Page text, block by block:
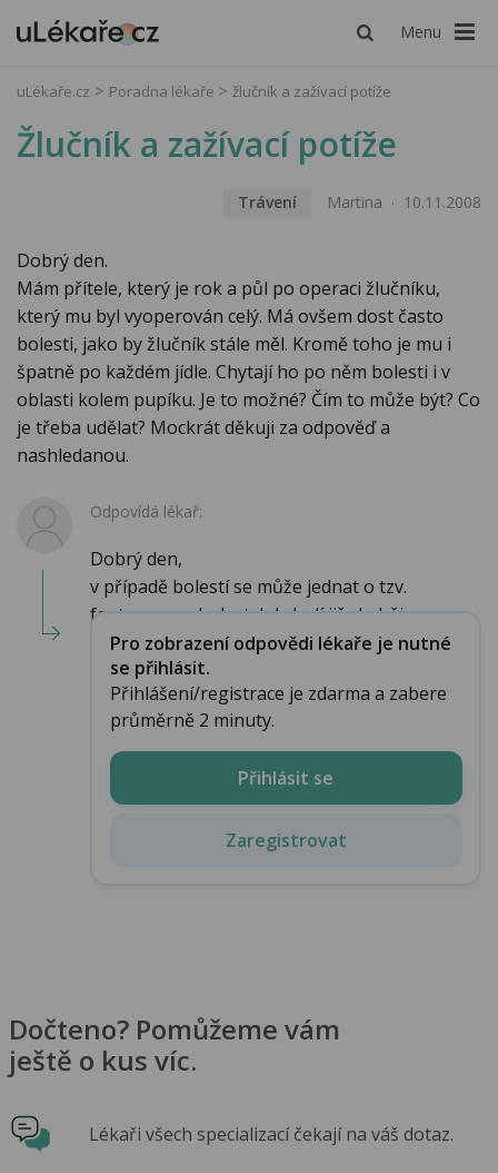
Menu
uLékaře.cz Poradna lékaře žlučník a zažívací potíže
Žlučník a zažívací potíže
Trávení Martina 10.11.2008
Dobrý den.
Mám přítele, který je rok a půl po operaci žlučníku,
který mu byl vyoperován celý. Má ovšem dost často
bolesti, jako by žlučník stále měl. Kromě toho je mu i
špatně po každém jídle. Chytají ho po něm bolesti i v
oblasti kolem pupíku. Je to možné? Čím to může být? Co
je třeba udělat? Mockrát děkuji za odpověď a
nashledanou.
Odpovídá lékař:
Dobrý den,
v případě bolestí se může jednat o tzv.
fantomovou bolest, kdy bolí již chyběj...
Pro zobrazení odpovědi lékaře je nutné
se přihlásit.
Přihlášení/registrace je zdarma a zabere
průměrně 2 minuty.
Přihlásit se
Zaregistrovat
Dočteno? Pomůžeme vám
ještě o kus víc.
Lékaři všech specializací čekají na váš dotaz.